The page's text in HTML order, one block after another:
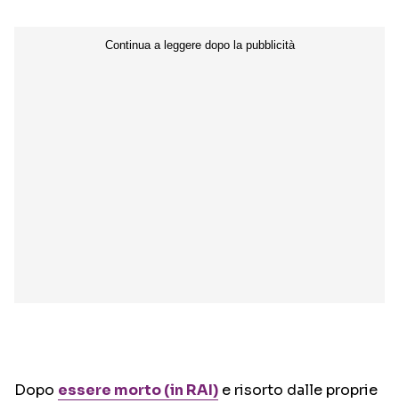
Dopo essere morto (in RAI) e risorto dalle proprie